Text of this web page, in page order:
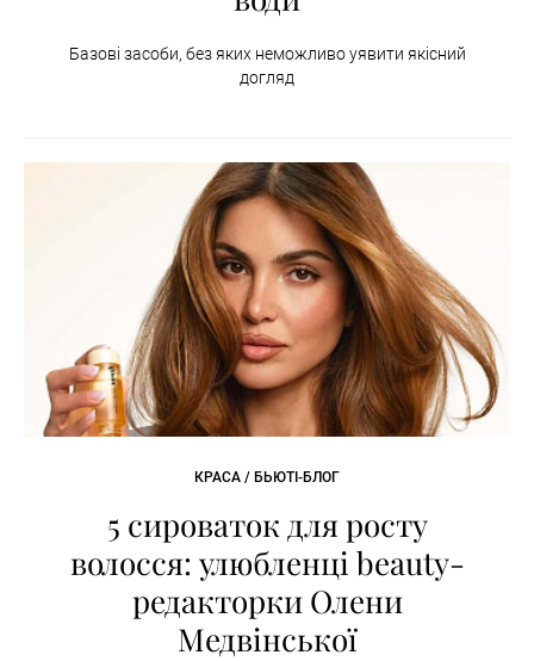
Базові засоби, без яких неможливо уявити якісний
догляд
КРАСА / БЬЮТІ-БЛОГ
5 сироваток для росту
волосся: улюбленці beauty-
редакторки Олени
Медвінської